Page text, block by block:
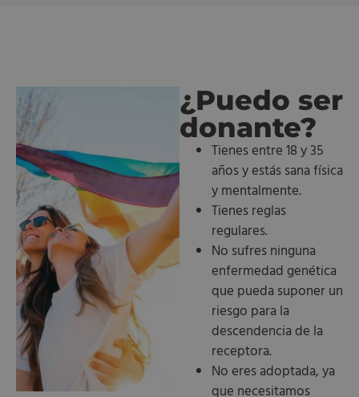
¿Puedo ser
donante?
Tienes entre 18 y 35
años y estás sana física
y mentalmente.
Tienes reglas
regulares.
No sufres ninguna
enfermedad genética
que pueda suponer un
riesgo para la
descendencia de la
receptora.
No eres adoptada, ya
que necesitamos